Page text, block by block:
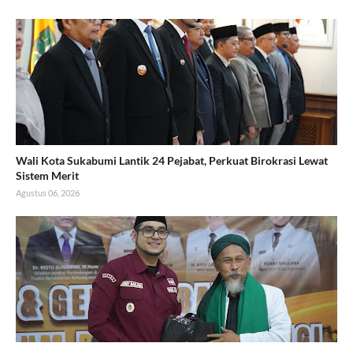
Wali Kota Sukabumi Lantik 24 Pejabat, Perkuat Birokrasi Lewat
Sistem Merit
Agustus 06, 2026